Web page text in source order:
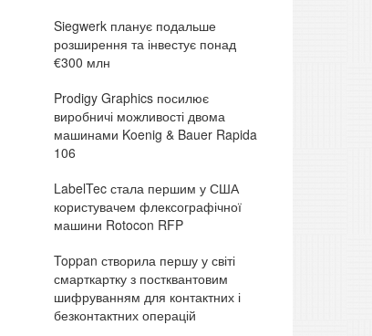
Siegwerk планує подальше
розширення та інвестує понад
€300 млн
Prodigy Graphics посилює
виробничі можливості двома
машинами Koenig & Bauer Rapida
106
LabelTec стала першим у США
користувачем флексографічної
машини Rotocon RFP
Toppan створила першу у світі
смарткартку з постквантовим
шифруванням для контактних і
безконтактних операцій